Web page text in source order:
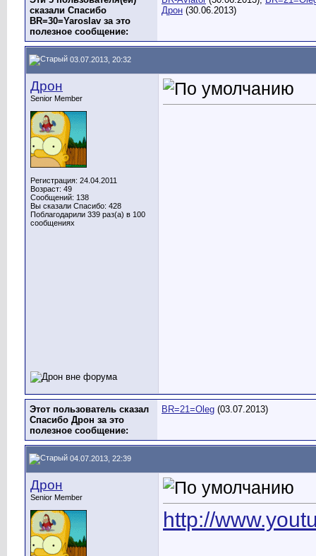
сказали Спасибо
BR=30=Yaroslav за это
полезное сообщение:
Дрон (30.06.2013)
03.07.2013, 20:32
Дрон
Senior Member
Регистрация: 24.04.2011
Возраст: 49
Сообщений: 138
Вы сказали Спасибо: 428
Поблагодарили 339 раз(а) в 100
сообщениях
Этот пользователь сказал
Спасибо Дрон за это
полезное сообщение:
BR=21=Oleg (03.07.2013)
04.07.2013, 22:39
Дрон
Senior Member
http://